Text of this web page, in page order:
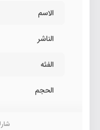
الاسم
الناشر
الفئه
الحجم